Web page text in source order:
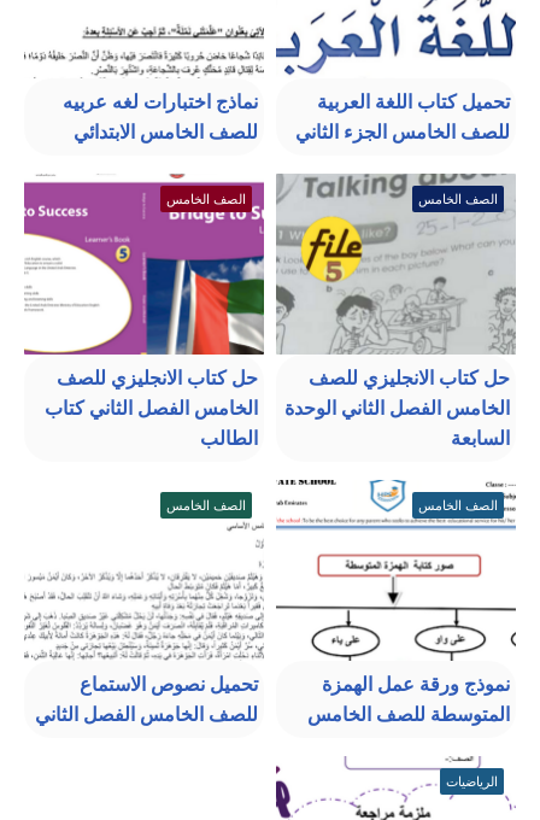
تحميل كتاب اللغة العربية
للصف الخامس الجزء الثاني
نماذج اختبارات لغه عربيه
للصف الخامس الابتدائي
الصف الخامس
حل كتاب الانجليزي للصف
الخامس الفصل الثاني الوحدة
السابعة
الصف الخامس
حل كتاب الانجليزي للصف
الخامس الفصل الثاني كتاب
الطالب
الصف الخامس
نموذج ورقة عمل الهمزة
المتوسطة للصف الخامس
الصف الخامس
تحميل نصوص الاستماع
للصف الخامس الفصل الثاني
الرياضيات